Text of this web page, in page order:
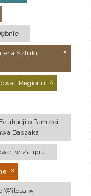
Sztuki
i Regionu
o Pamięci
Baszaka
w Zalipiu
Witosa w